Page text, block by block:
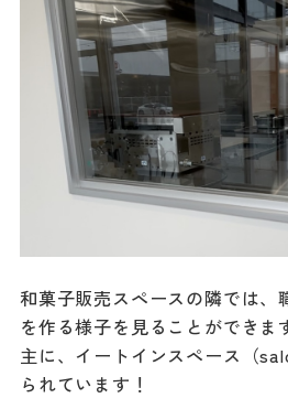
和菓子販売スペースの隣では、
を作る様子を見ることができま
主に、イートインスペース（
られています！